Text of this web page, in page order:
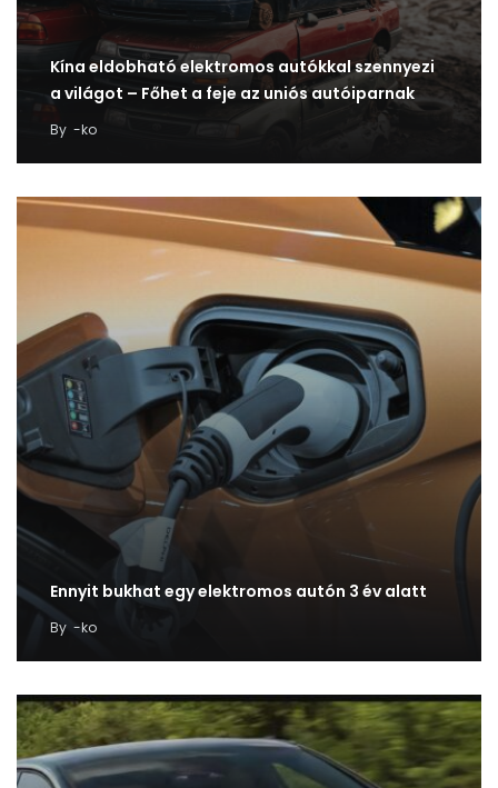
Kína eldobható elektromos autókkal szennyezi
a világot – Főhet a feje az uniós autóiparnak
By -ko
Ennyit bukhat egy elektromos autón 3 év alatt
By -ko